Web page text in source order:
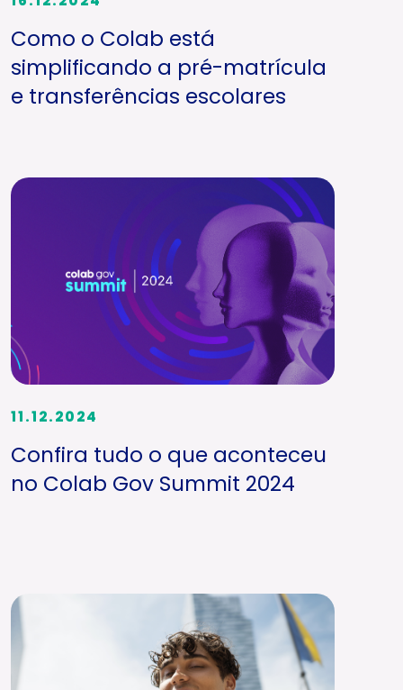
Como o Colab está
simplificando a pré-matrícula
e transferências escolares
11.12.2024
Confira tudo o que aconteceu
no Colab Gov Summit 2024